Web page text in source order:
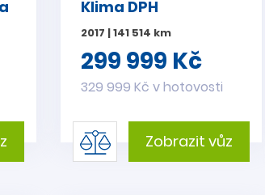
Klima DPH
2017 | 141 514 km
299 999 Kč
329 999 Kč v hotovosti
Zobrazit vůz